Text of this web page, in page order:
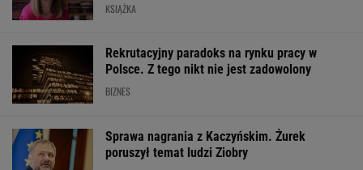
KSIĄŻKA
Rekrutacyjny paradoks na rynku pracy w
Polsce. Z tego nikt nie jest zadowolony
BIZNES
Sprawa nagrania z Kaczyńskim. Żurek
poruszył temat ludzi Ziobry